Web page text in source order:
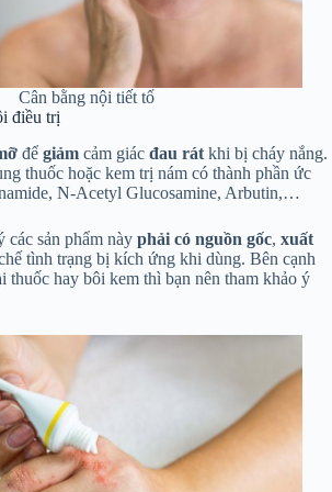
Cân bằng nội tiết tố
điều trị
để giảm cảm giác đau rát khi bị cháy nắng.
thuốc hoặc kem trị nám có thành phần ức
N-Acetyl Glucosamine, Arbutin,…
các sản phẩm này phải có nguồn gốc, xuất
tình trạng bị kích ứng khi dùng. Bên cạnh
thuốc hay bôi kem thì bạn nên tham khảo ý